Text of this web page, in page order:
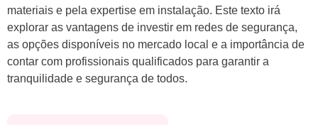
materiais e pela expertise em instalação. Este texto irá
explorar as vantagens de investir em redes de segurança,
as opções disponíveis no mercado local e a importância de
contar com profissionais qualificados para garantir a
tranquilidade e segurança de todos.